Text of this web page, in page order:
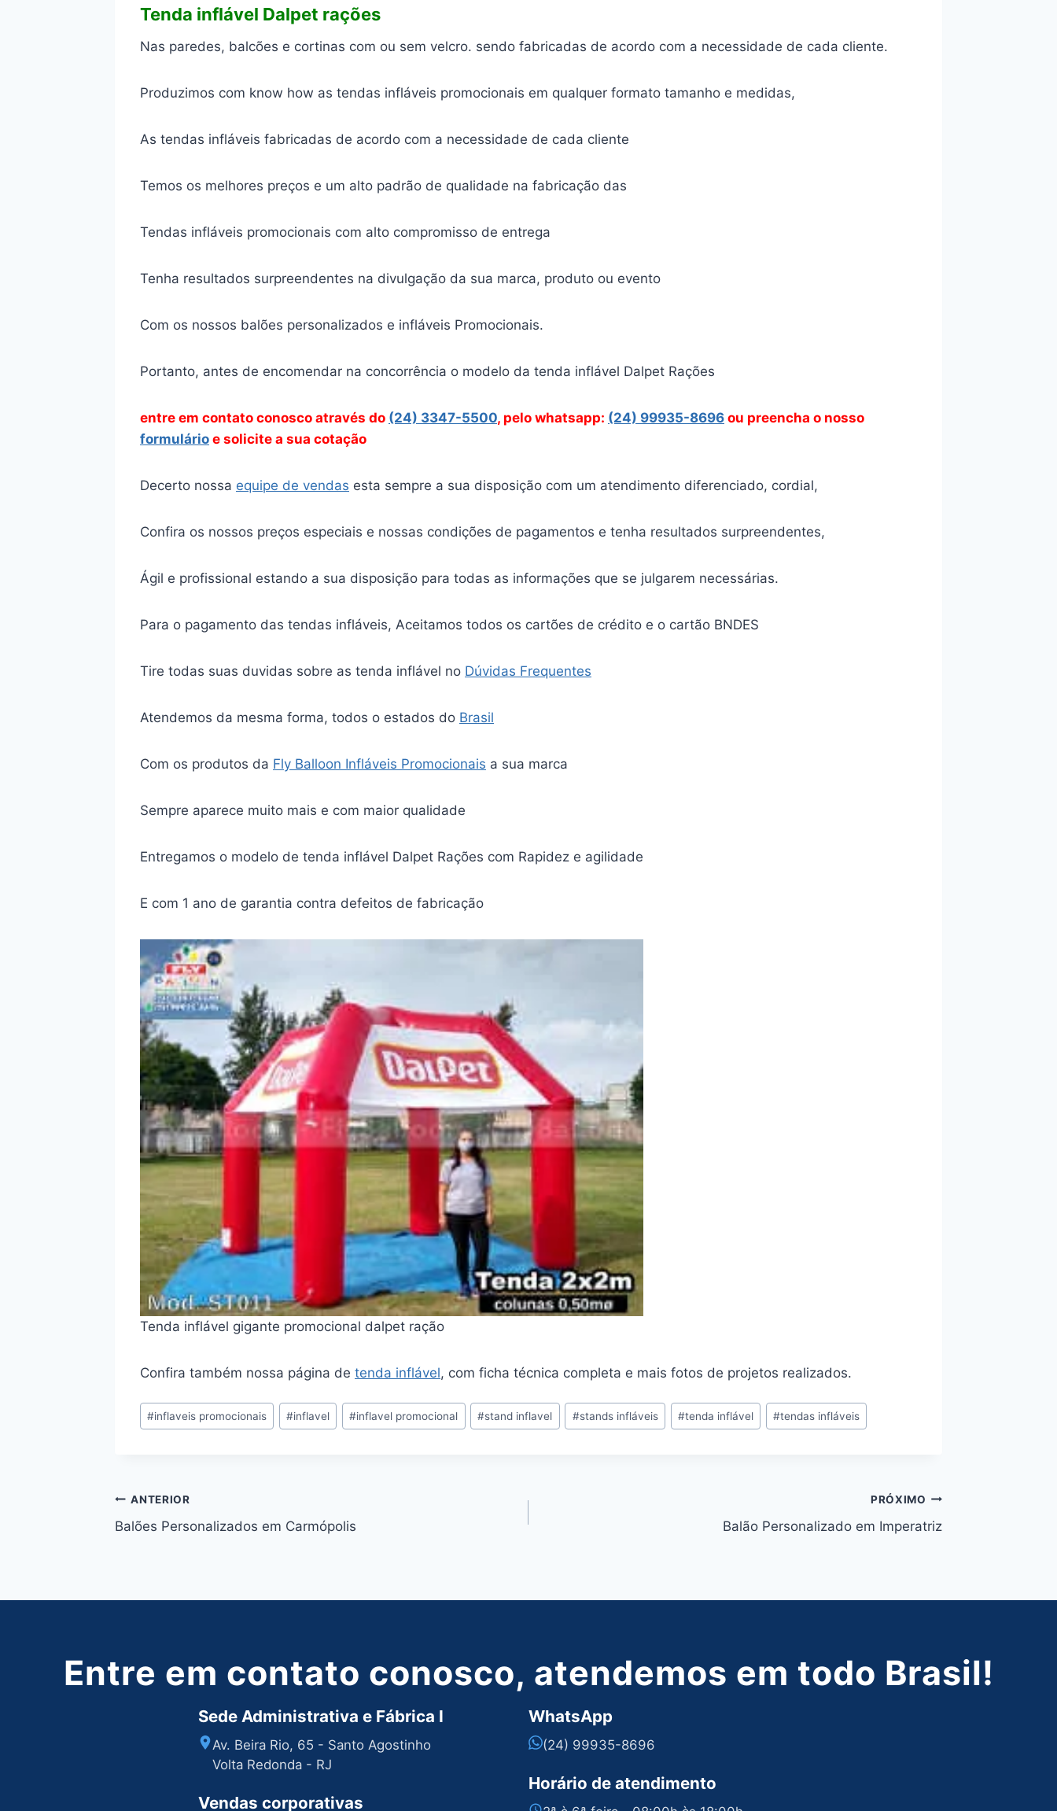
Tenda inflável Dalpet rações
Nas paredes, balcões e cortinas com ou sem velcro. sendo fabricadas de acordo com a necessidade de cada cliente.
Produzimos com know how as tendas infláveis promocionais em qualquer formato tamanho e medidas,
As tendas infláveis fabricadas de acordo com a necessidade de cada cliente
Temos os melhores preços e um alto padrão de qualidade na fabricação das
Tendas infláveis promocionais com alto compromisso de entrega
Tenha resultados surpreendentes na divulgação da sua marca, produto ou evento
Com os nossos balões personalizados e infláveis Promocionais.
Portanto, antes de encomendar na concorrência o modelo da tenda inflável Dalpet Rações
entre em contato conosco através do (24) 3347-5500, pelo whatsapp: (24) 99935-8696 ou preencha o nosso
formulário e solicite a sua cotação
Decerto nossa equipe de vendas esta sempre a sua disposição com um atendimento diferenciado, cordial,
Confira os nossos preços especiais e nossas condições de pagamentos e tenha resultados surpreendentes,
Ágil e profissional estando a sua disposição para todas as informações que se julgarem necessárias.
Para o pagamento das tendas infláveis, Aceitamos todos os cartões de crédito e o cartão BNDES
Tire todas suas duvidas sobre as tenda inflável no Dúvidas Frequentes
Atendemos da mesma forma, todos o estados do Brasil
Com os produtos da Fly Balloon Infláveis Promocionais a sua marca
Sempre aparece muito mais e com maior qualidade
Entregamos o modelo de tenda inflável Dalpet Rações com Rapidez e agilidade
E com 1 ano de garantia contra defeitos de fabricação
Tenda inflável gigante promocional dalpet ração
Confira também nossa página de tenda inflável, com ficha técnica completa e mais fotos de projetos realizados.
Tags
do
#inflaveis promocionais #inflavel #inflavel promocional #stand inflavel #stands infláveis #tenda inflável #tendas infláveis
Navegação
de
ANTERIOR
Balões Personalizados em Carmópolis
PRÓXIMO
Balão Personalizado em Imperatriz
Entre em contato conosco, atendemos em todo Brasil!
Sede Administrativa e Fábrica I
Av. Beira Rio, 65 - Santo Agostinho
Volta Redonda - RJ
Vendas corporativas
WhatsApp
(24) 99935-8696
Horário de atendimento